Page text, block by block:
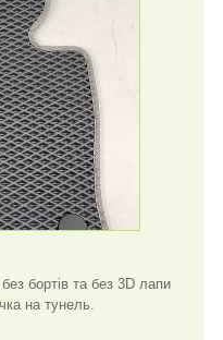
бортів та без 3D лапи
на тунель.